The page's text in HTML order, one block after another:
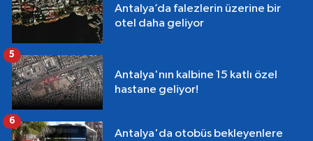
Antalya’da falezlerin üzerine bir
otel daha geliyor
Antalya'nın kalbine 15 katlı özel
hastane geliyor!
5
Antalya'da otobüs bekleyenlere
6